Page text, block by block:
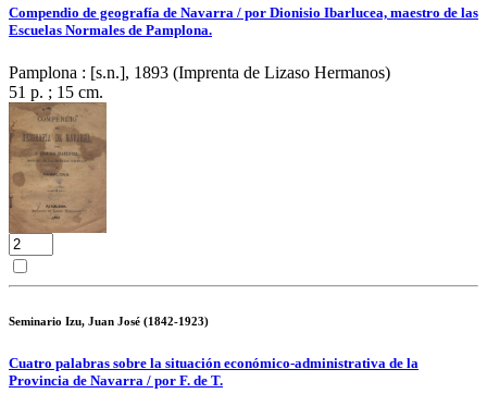
Compendio de geografía de Navarra / por Dionisio Ibarlucea, maestro de las
Escuelas Normales de Pamplona.
Pamplona : [s.n.], 1893 (Imprenta de Lizaso Hermanos)
51 p. ; 15 cm.
Seminario Izu, Juan José (1842-1923)
Cuatro palabras sobre la situación económico-administrativa de la
Provincia de Navarra / por F. de T.